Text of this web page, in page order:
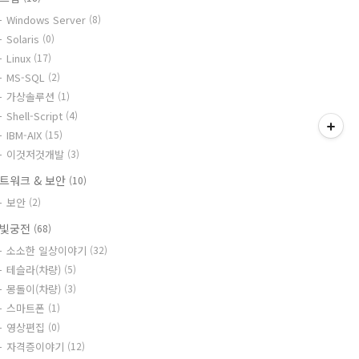
Windows Server (8)
Solaris (0)
Linux (17)
MS-SQL (2)
가상솔루션 (1)
Shell-Script (4)
IBM-AIX (15)
이것저것개발 (3)
워크 & 보안 (10)
보안 (2)
궁전 (68)
소소한 일상이야기 (32)
테슬라(차량) (5)
몽돌이(차량) (3)
스마트폰 (1)
영상편집 (0)
자격증이야기 (12)